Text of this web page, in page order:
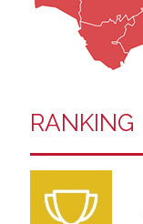
RANKING